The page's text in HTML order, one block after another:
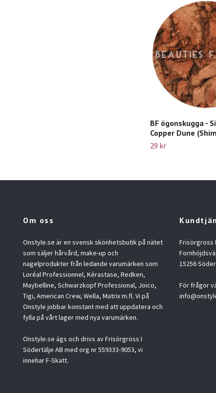
BF ögonskugga -
Copper Dune
29 kr
Om oss
Onstyle.se är en svensk skönhetsbutik på nätet
som säljer hårvård, make-up och
nagelprodukter från ledande varumärken som
Loréal Professionnel, Kérastase, Redken,
Maybelline, Schwarzkopf Professional, Joico,
Tigi, American Crew, Wella, Matrix m.fl. Vi på
Onstyle jobbar konstant med att uppdatera och
fylla på vårt lager med nya varumärken.
Onstyle.se ägs och drivs av Frisörgross I
Södertälje AB med org nr 559333-9053, vi
innehar F-Skatt.
Frisörgross
15256
För frågor